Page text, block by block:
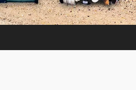
Español
Pусский
English